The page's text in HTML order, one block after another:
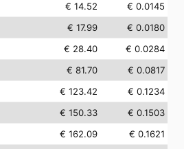
€ 14.52
€ 0.0145
€ 17.99
€ 0.0180
€ 28.40
€ 0.0284
€ 81.70
€ 0.0817
€ 123.42
€ 0.1234
€ 150.33
€ 0.1503
€ 162.09
€ 0.1621